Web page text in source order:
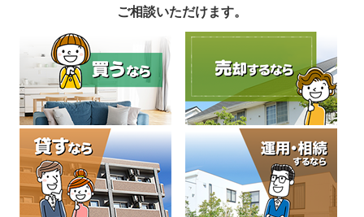
ご相談いただけます。